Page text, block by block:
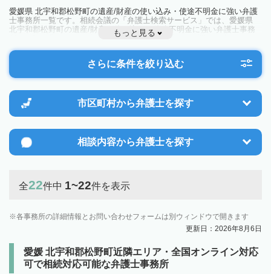
愛媛県 北宇和郡松野町の遺産/財産の使い込み・使途不明金に強い弁護
士事務所一覧です。相続会議の「弁護士検索サービス」では、愛媛県
北宇和郡松野町の遺産/財産の使い込み・使途不明金に強い弁護士事務
所を一覧で見ることが出来ます。相続のトラブルやお悩みを抱えている
方は一度近隣の弁護士に相談してみましょう。
もっと見る
さらに条件を絞り込む
市区町村から弁護士を探す
相談内容から弁護士を探す
全22件中 1~22件を表示
各事務所の詳細情報とお問い合わせフォームは別ウィンドウで開きます
更新日：2026年8月6日
愛媛 北宇和郡松野町近隣エリア・全国オンライン対応
可で相続対応可能な弁護士事務所